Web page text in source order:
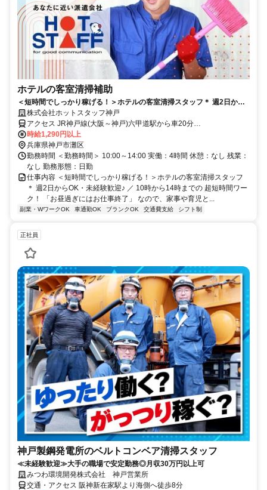
ホテルの客室清掃補助
＜短時間でしっかり稼げる！＞ホテルの客室清掃スタッフ＊ 週2日から
OK・未経験歓迎♪
株式会社ホットスタッフ神戸
アクセス JR神戸線(大阪～神戸)六甲道駅から車20分
･･････････････････････ ・車通勤OK ※無料駐車場完備
･･････････････････････ ※WEB面談も対応可能！出張面談・事務所
面談選べます♪
時給1,290円以上
兵庫県神戸市灘区
勤務時間 ＜勤務時間＞ 10:00～14:00 実働：4時間 休憩：なし 残業：
なし 勤務形態：日勤
仕事内容 ＜短時間でしっかり稼げる！＞ホテルの客室清掃スタッフ
＊ 週2日からOK・未経験歓迎♪ ／ 10時から14時までの 超短時間ワー
ク！ 「お昼過ぎにはお仕事終了」 なので、家事や育児と...
副業・WワークOK 車通勤OK ブランクOK 交通費支給 シフト制
正社員
神戸製鋼発電所のベルトコンベア清掃スタッフ
≪未経験歓迎≫大手の職場で安定勤務◎月収30万円以上可
みつわ環境開発株式会社 神戸営業所
交通・アクセス 阪神新在家駅より海側へ徒歩8分